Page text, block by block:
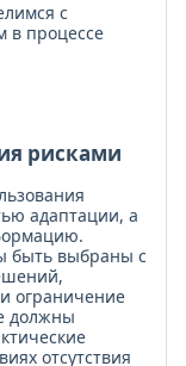
с
в процессе
рисками
адаптации, а
быть выбраны с
ограничение
должны
отсутствия